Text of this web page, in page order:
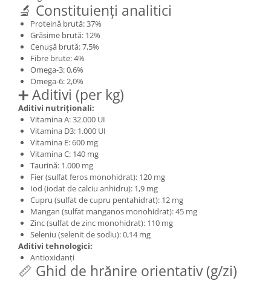
🔬 Constituienți analitici
Proteină brută: 37%
Grăsime brută: 12%
Cenușă brută: 7,5%
Fibre brute: 4%
Omega-3: 0,6%
Omega-6: 2,0%
➕ Aditivi (per kg)
Aditivi nutriționali:
Vitamina A: 32.000 UI
Vitamina D3: 1.000 UI
Vitamina E: 600 mg
Vitamina C: 140 mg
Taurină: 1.000 mg
Fier (sulfat feros monohidrat): 120 mg
Iod (iodat de calciu anhidru): 1,9 mg
Cupru (sulfat de cupru pentahidrat): 12 mg
Mangan (sulfat manganos monohidrat): 45 mg
Zinc (sulfat de zinc monohidrat): 110 mg
Seleniu (selenit de sodiu): 0,14 mg
Aditivi tehnologici:
Antioxidanți
📏 Ghid de hrănire orientativ (g/zi)